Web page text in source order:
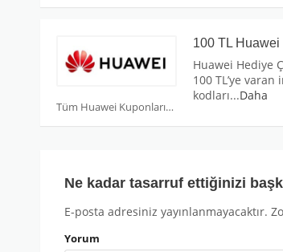
Tüm Huawei Kuponları
100 TL
Huawei Hediye
100 TL’ye varan
kodları...Daha
Ne kadar tasarruf ettiğinizi
E-posta adresiniz yayınlanmayacaktır.
Yorum